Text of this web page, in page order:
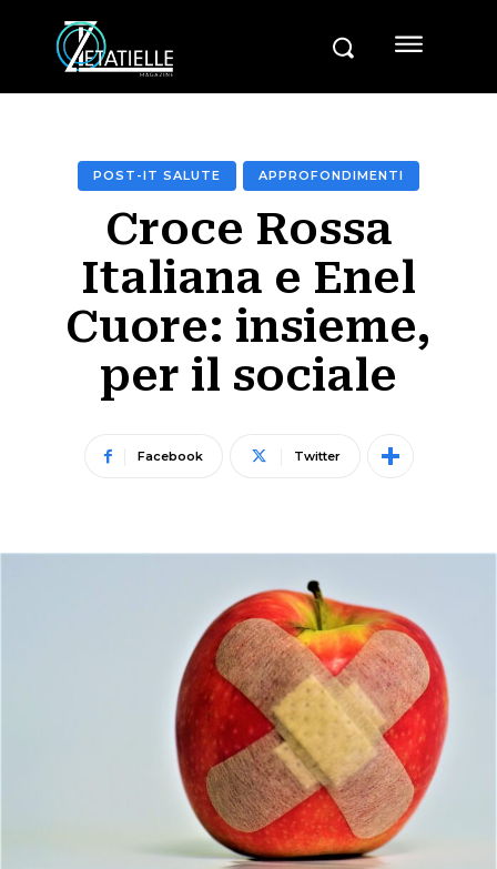
POST-IT SALUTE APPROFONDIMENTI
Croce Rossa
Italiana e Enel
Cuore: insieme,
per il sociale
Facebook Twitter